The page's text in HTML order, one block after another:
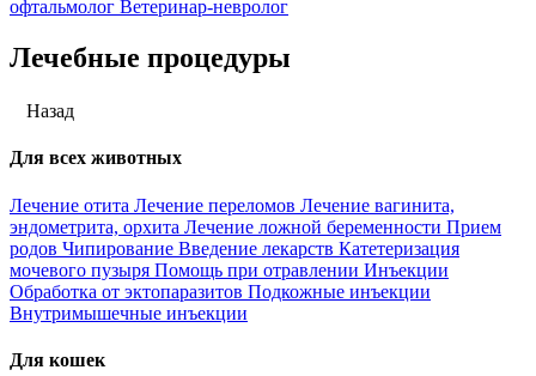
офтальмолог Ветеринар-невролог
Лечебные процедуры
Назад
Для всех животных
Лечение отита Лечение переломов Лечение вагинита,
эндометрита, орхита Лечение ложной беременности Прием
родов Чипирование Введение лекарств Катетеризация
мочевого пузыря Помощь при отравлении Инъекции
Обработка от эктопаразитов Подкожные инъекции
Внутримышечные инъекции
Для кошек